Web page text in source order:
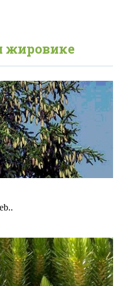
жировике